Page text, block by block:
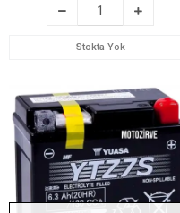
Stokta Yok